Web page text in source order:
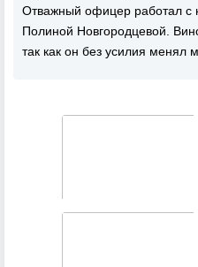
Отважный офицер работал с
Полиной Новгородцевой.
так как он без усилия менял